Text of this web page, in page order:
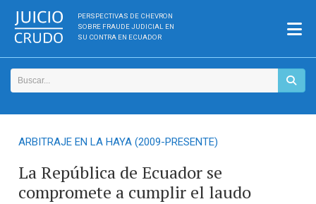
PERSPECTIVAS DE CHEVRON
SOBRE FRAUDE JUDICIAL EN
SU CONTRA EN ECUADOR
ARBITRAJE EN LA HAYA (2009-PRESENTE)
La República de Ecuador se
compromete a cumplir el laudo